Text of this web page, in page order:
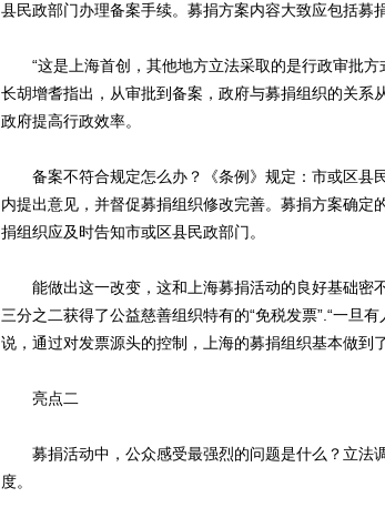
县民政部门办理备案手续。募捐方案内容大致应包括募
“这是上海首创，其他地方立法采取的是行政审批方
长胡增耆指出，从审批到备案，政府与募捐组织的关系
政府提高行政效率。
备案不符合规定怎么办？《条例》规定：市或区县
内提出意见，并督促募捐组织修改完善。募捐方案确定
捐组织应及时告知市或区县民政部门。
能做出这一改变，这和上海募捐活动的良好基础密
三分之二获得了公益慈善组织特有的“免税发票”.“一旦
说，通过对发票源头的控制，上海的募捐组织基本做到
亮点二
募捐活动中，公众感受最强烈的问题是什么？立法
度。